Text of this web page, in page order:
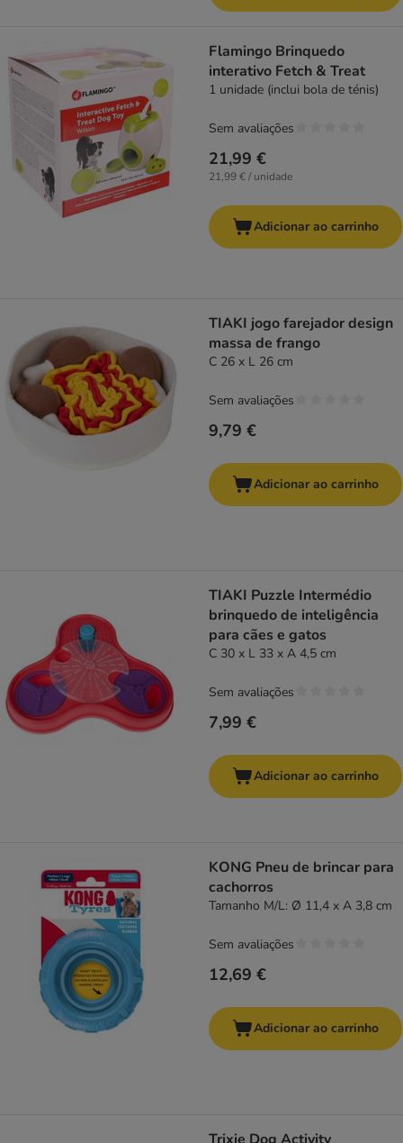
Flamingo Brinquedo
interativo Fetch & Treat
1 unidade (inclui bola de ténis)
21,99 €
21,99 € / unidade
Sem avaliações
Adicionar ao carrinho
TIAKI jogo farejador design
massa de frango
C 26 x L 26 cm
9,79 €
Sem avaliações
Adicionar ao carrinho
TIAKI Puzzle Intermédio
brinquedo de inteligência
para cães e gatos
C 30 x L 33 x A 4,5 cm
7,99 €
Sem avaliações
Adicionar ao carrinho
KONG Pneu de brincar para
cachorros
Tamanho M/L: Ø 11,4 x A 3,8 cm
12,69 €
Sem avaliações
Adicionar ao carrinho